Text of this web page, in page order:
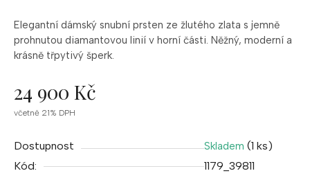
Elegantní dámský snubní prsten ze žlutého zlata s jemně
prohnutou diamantovou linií v horní části. Něžný, moderní a
krásně třpytivý šperk.
24 900 Kč
Měrná
včetně 21% DPH
Dostupnost Skladem (1 ks)
Kód:
1179_39811